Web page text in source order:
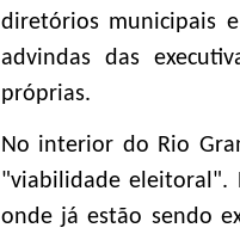
diretórios municipais
advindas das
próprias.
No interior do Rio
"viabilidade eleitoral".
onde já estão sendo